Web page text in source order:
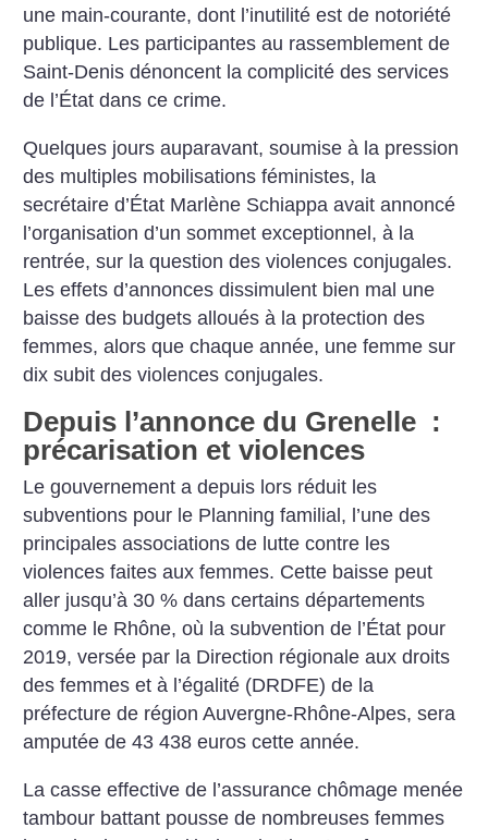
une main-courante, dont l’inutilité est de notoriété
publique. Les participantes au rassemblement de
Saint-Denis dénoncent la complicité des services
de l’État dans ce crime.
Quelques jours auparavant, soumise à la pression
des multiples mobilisations féministes, la
secrétaire d’État Marlène Schiappa avait annoncé
l’organisation d’un sommet exceptionnel, à la
rentrée, sur la question des violences conjugales.
Les effets d’annonces dissimulent bien mal une
baisse des budgets alloués à la protection des
femmes, alors que chaque année, une femme sur
dix subit des violences conjugales.
Depuis l’annonce du Grenelle :
précarisation et violences
Le gouvernement a depuis lors réduit les
subventions pour le Planning familial, l’une des
principales associations de lutte contre les
violences faites aux femmes. Cette baisse peut
aller jusqu’à 30 % dans certains départements
comme le Rhône, où la subvention de l’État pour
2019, versée par la Direction régionale aux droits
des femmes et à l’égalité (DRDFE) de la
préfecture de région Auvergne-Rhône-Alpes, sera
amputée de 43 438 euros cette année.
La casse effective de l’assurance chômage menée
tambour battant pousse de nombreuses femmes